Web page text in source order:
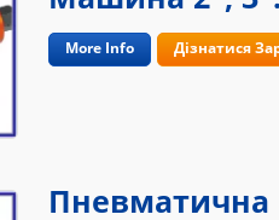
More Info Дізнатися
Пневматична